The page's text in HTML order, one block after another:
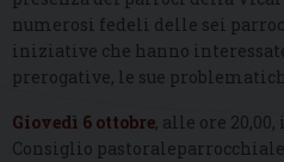
numerosi fedeli delle sei
iniziative che hanno
prerogative, le sue
Giovedì 6 ottobre, alle ore
Consiglio